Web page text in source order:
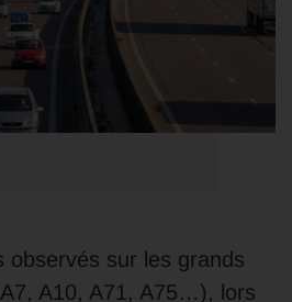
observés sur les grands
A10, A71, A75…), lors